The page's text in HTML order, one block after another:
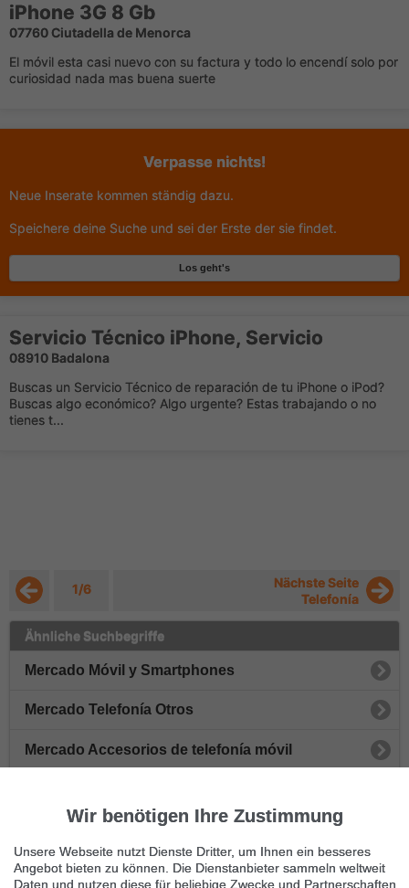
iPhone 3G 8 Gb
07760 Ciutadella de Menorca
El móvil esta casi nuevo con su factura y todo lo encendí solo por
curiosidad nada mas buena suerte
Verpasse nichts!
Neue Inserate kommen ständig dazu.
Speichere deine Suche und sei der Erste der sie findet.
Los geht's
Servicio Técnico iPhone, Servicio
08910 Badalona
Buscas un Servicio Técnico de reparación de tu iPhone o iPod?
Buscas algo económico? Algo urgente? Estas trabajando o no
tienes t...
1/6
Nächste Seite
Telefonía
Ähnliche Suchbegriffe
Mercado Móvil y Smartphones
Mercado Telefonía Otros
Mercado Accesorios de telefonía móvil
Mercado Teléfonos inalámbricos
Immer die neuesten Anzeigen erhalten?
Wir benötigen Ihre Zustimmung
Unsere Webseite nutzt Dienste Dritter, um Ihnen ein besseres
Angebot bieten zu können. Die Dienstanbieter sammeln weltweit
Daten und nutzen diese für beliebige Zwecke und Partnerschaften.